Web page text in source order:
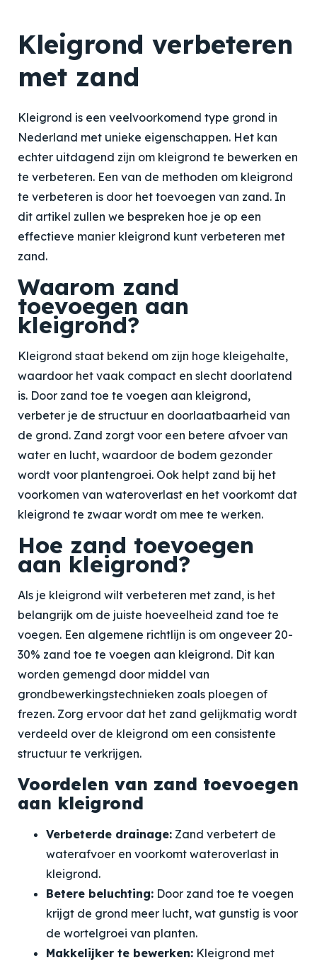
Kleigrond verbeteren
met zand
Kleigrond is een veelvoorkomend type grond in
Nederland met unieke eigenschappen. Het kan
echter uitdagend zijn om kleigrond te bewerken en
te verbeteren. Een van de methoden om kleigrond
te verbeteren is door het toevoegen van zand. In
dit artikel zullen we bespreken hoe je op een
effectieve manier kleigrond kunt verbeteren met
zand.
Waarom zand
toevoegen aan
kleigrond?
Kleigrond staat bekend om zijn hoge kleigehalte,
waardoor het vaak compact en slecht doorlatend
is. Door zand toe te voegen aan kleigrond,
verbeter je de structuur en doorlaatbaarheid van
de grond. Zand zorgt voor een betere afvoer van
water en lucht, waardoor de bodem gezonder
wordt voor plantengroei. Ook helpt zand bij het
voorkomen van wateroverlast en het voorkomt dat
kleigrond te zwaar wordt om mee te werken.
Hoe zand toevoegen
aan kleigrond?
Als je kleigrond wilt verbeteren met zand, is het
belangrijk om de juiste hoeveelheid zand toe te
voegen. Een algemene richtlijn is om ongeveer 20-
30% zand toe te voegen aan kleigrond. Dit kan
worden gemengd door middel van
grondbewerkingstechnieken zoals ploegen of
frezen. Zorg ervoor dat het zand gelijkmatig wordt
verdeeld over de kleigrond om een consistente
structuur te verkrijgen.
Voordelen van zand toevoegen
aan kleigrond
Verbeterde drainage: Zand verbetert de
waterafvoer en voorkomt wateroverlast in
kleigrond.
Betere beluchting: Door zand toe te voegen
krijgt de grond meer lucht, wat gunstig is voor
de wortelgroei van planten.
Makkelijker te bewerken: Kleigrond met